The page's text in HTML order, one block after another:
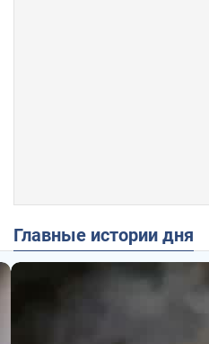
Главные истории дня